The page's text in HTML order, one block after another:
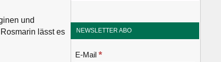
und
lässt es
NEWSLETTER ABO
E-Mail*